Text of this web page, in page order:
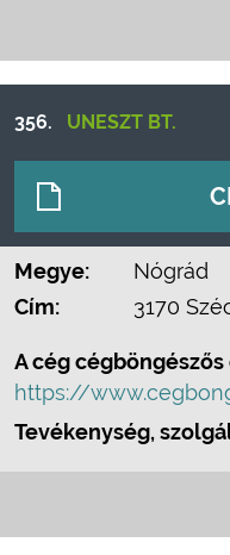
356. UNESZT BT.
Megye:
Nógrád
Cím:
3170
A cég
https://
Tevékenység,